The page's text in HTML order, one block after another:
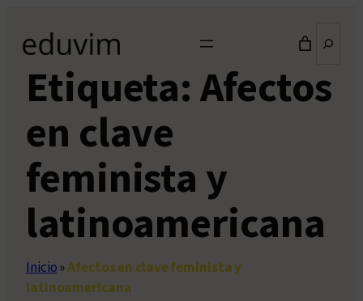
contenido
Etiqueta: Afectos
en clave
feminista y
latinoamericana
Inicio»Afectos en clave feminista y
latinoamericana